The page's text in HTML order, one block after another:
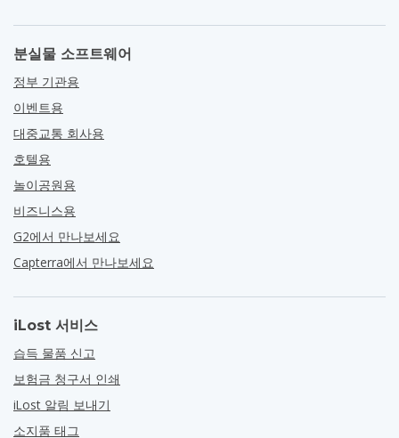
분실물 소프트웨어
정부 기관용
이벤트용
대중교통 회사용
호텔용
놀이공원용
비즈니스용
G2에서 만나보세요
Capterra에서 만나보세요
iLost 서비스
습득 물품 신고
보험금 청구서 인쇄
iLost 알림 보내기
소지품 태그